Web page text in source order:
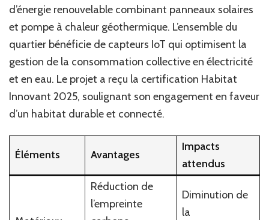
d’énergie renouvelable combinant panneaux solaires
et pompe à chaleur géothermique. L’ensemble du
quartier bénéficie de capteurs IoT qui optimisent la
gestion de la consommation collective en électricité
et en eau. Le projet a reçu la certification Habitat
Innovant 2025, soulignant son engagement en faveur
d’un habitat durable et connecté.
Éléments Avantages
Impacts
attendus
Réduction de
l’empreinte
Diminution de
la